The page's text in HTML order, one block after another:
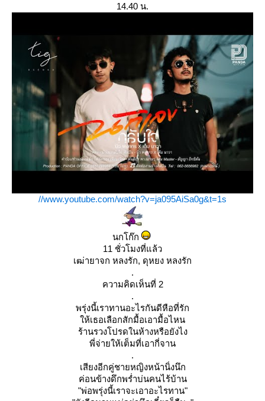
14.40 น.
//www.youtube.com/watch?v=ja095AiSa0g&t=1s
นกโก๊ก
11 ชั่วโมงที่แล้ว
เฒ่ายาจก หลงรัก, ดุหยง หลงรัก
.
ความคิดเห็นที่ 2
.
พรุ่งนี้เราทานอะไรกันดีหือที่รัก
ห้เธอเลือกสักมื้อเอามื้อไหน
ร้านรวงโปรดในห้างหรือยังไง
พี่จ่ายให้เต็มที่เอากี่จาน
.
เสียงอีกคู่ชายหญิงหน้านิ่งนึก
ค่อนข้างดึกพร่ำบ่นคนไร้บ้าน
"พ่อพรุ่งนี้เราจะเอาอะไรทาน"